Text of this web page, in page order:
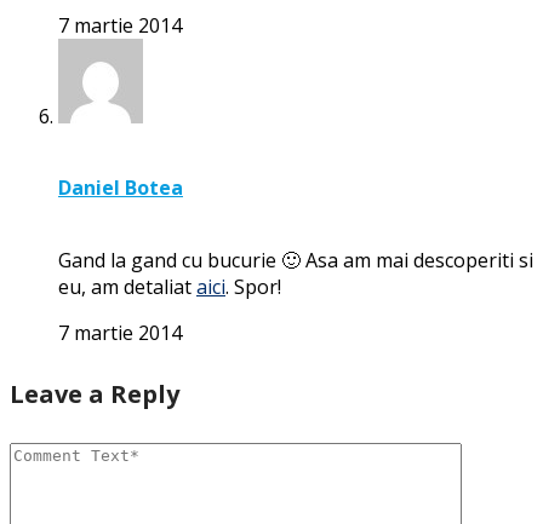
7 martie 2014
Daniel Botea
Gand la gand cu bucurie 🙂 Asa am mai descoperiti si
eu, am detaliataici. Spor!
7 martie 2014
Leave a Reply